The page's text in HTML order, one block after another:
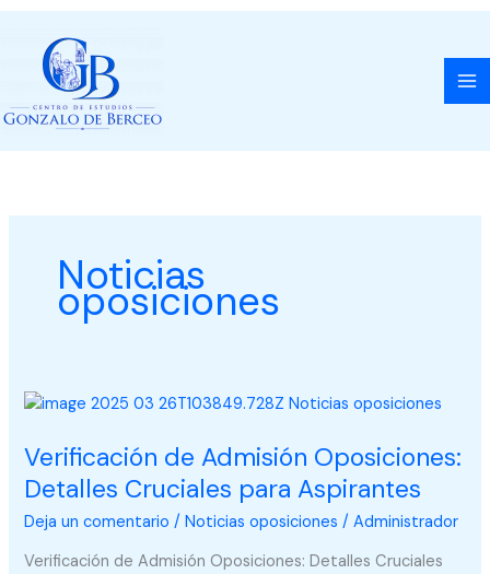
contenido
Noticias
oposiciones
Verificación de Admisión Oposiciones:
Detalles Cruciales para Aspirantes
Deja un comentario /Noticias oposiciones /Administrador
Verificación de Admisión Oposiciones: Detalles Cruciales
Verificación
Admisión
Oposiciones:
Cruciales
para